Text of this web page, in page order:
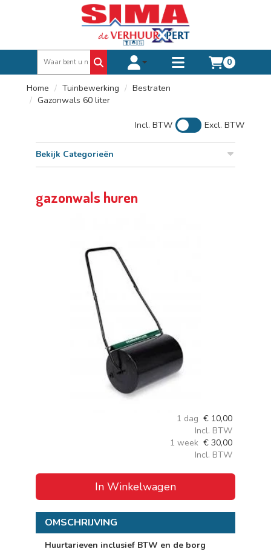
Toggle account dropdown
Toggle
0
Home Tuinbewerking
Bestraten
Gazonwals 60 liter
Incl. BTW Excl. BTW
Bekijk Categorieën
gazonwals huren
1 dag € 10,00
Incl. BTW
1 week € 30,00
Incl. BTW
In Winkelwagen
OMSCHRIJVING
Huurtarieven inclusief BTW en de borg